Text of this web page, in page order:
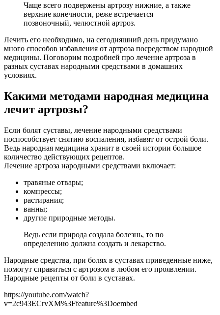
Чаще всего подвержены артрозу нижние, а также
верхние конечности, реже встречается
позвоночный, челюстной артроз.
Лечить его необходимо, на сегодняшний день придумано
много способов избавления от артроза посредством народной
медицины. Поговорим подробней про лечение артроза в
разных суставах народными средствами в домашних
условиях.
Какими методами народная медицина
лечит артрозы?
Если болят суставы, лечение народными средствами
поспособствует снятию воспаления, избавят от острой боли.
Ведь народная медицина хранит в своей истории большое
количество действующих рецептов.
Лечение артроза народными средствами включает:
травяные отвары;
компрессы;
растирания;
ванны;
другие природные методы.
Ведь если природа создала болезнь, то по
определению должна создать и лекарство.
Народные средства, при болях в суставах приведенные ниже,
помогут справиться с артрозом в любом его проявлении.
Народные рецепты от боли в суставах.
https://youtube.com/watch?
v=2c943ECrvXM%3Ffeature%3Doembed